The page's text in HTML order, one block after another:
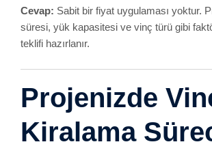
İhtiyaç Analizi: Telefon, e-posta veya
görüşmeyle projenizin kapsamını
vincin gerekli olduğunu tespit ediyoruz.
sunuyor, zemin yapısı, çalışma alanı
detaylarını analiz ediyoruz.
Teklif ve Planlama:İhtiyaç duyulan
operatör ve kiralama süresini
fiyat teklifimizi hazırlıyoruz. Ardından iş